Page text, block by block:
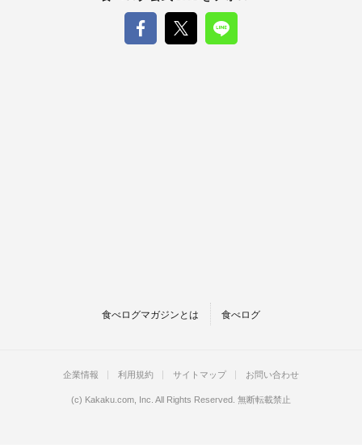
食べログマガジンとは 食べログ
企業情報 利用規約 サイトマップ お問い合わせ
(c) Kakaku.com, Inc. All Rights Reserved. 無断転載禁止